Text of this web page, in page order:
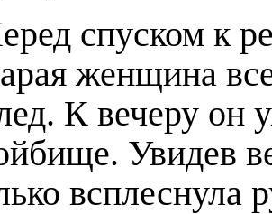
спуском к
женщина
К вечеру он
Увидев
всплеснула